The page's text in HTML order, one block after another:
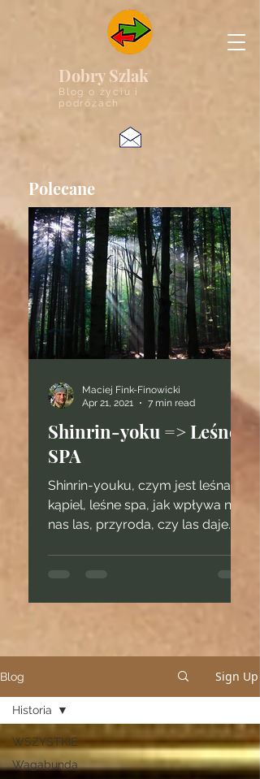
Dobry Szlak
Blog o życiu i
podróżach
Polecane
Shinrin-yoku => Leśne
SPA
Shinrin-youku, czym jest leśna
kąpiel, leśne spa, jak wpływa na
nas las, przyroda, czy las daje
Maciej Fink-Finowicki
Apr 21, 2021
7 min read
Blog Sign Up
WSZYSTKIE
Wagabunda
Historia